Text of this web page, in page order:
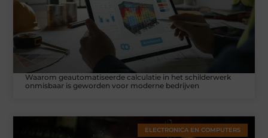
Waarom geautomatiseerde calculatie in het schilderwerk
onmisbaar is geworden voor moderne bedrijven
ELECTRONICA EN COMPUTERS